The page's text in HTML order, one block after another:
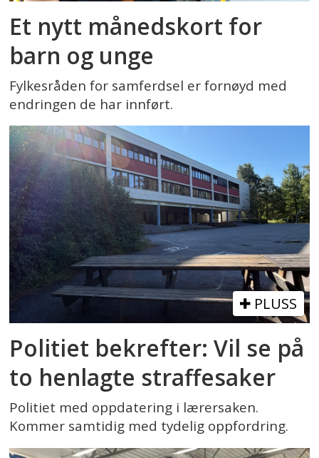
Et nytt månedskort for
barn og unge
Fylkesråden for samferdsel er fornøyd med
endringen de har innført.
PLUSS
Politiet bekrefter: Vil se på
to henlagte straffesaker
Politiet med oppdatering i lærersaken.
Kommer samtidig med tydelig oppfordring.